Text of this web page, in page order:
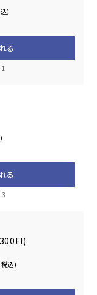
)
る
1
る
3
込)